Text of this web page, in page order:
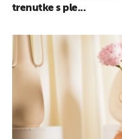
trenutke s ple...